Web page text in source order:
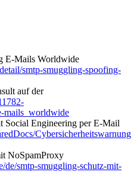
E-Mails Worldwide
smtp-smuggling-spoofing-
auf der
mails_worldwide
Social Engineering per E-Mail
NoSpamProxy
de/smtp-smuggling-schutz-mit-